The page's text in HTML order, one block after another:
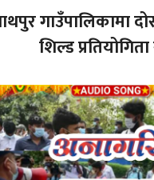
गाउँपालिकामा
शिल्ड